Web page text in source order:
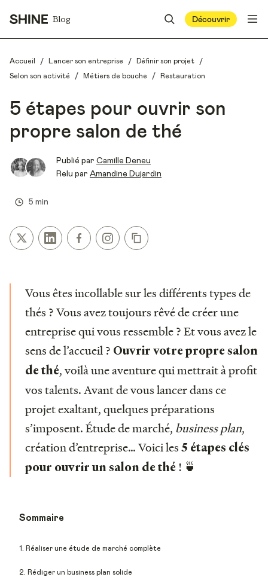
Blog Découvrir
Accueil / Lancer son entreprise / Définir son projet /
Selon son activité / Métiers de bouche / Restauration
5 étapes pour ouvrir son
propre salon de thé
Publié par Camille Deneu
Relu par Amandine Dujardin
5 min
Vous êtes incollable sur les différents types de
thés ? Vous avez toujours rêvé de créer une
entreprise qui vous ressemble ? Et vous avez le
sens de l’accueil ? Ouvrir votre propre salon
de thé, voilà une aventure qui mettrait à profit
vos talents. Avant de vous lancer dans ce
projet exaltant, quelques préparations
s’imposent. Étude de marché, business plan,
création d’entreprise… Voici les 5 étapes clés
pour ouvrir un salon de thé ! 🍵
Sommaire
1. Réaliser une étude de marché complète
2. Rédiger un business plan solide